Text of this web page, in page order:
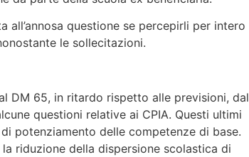
questione se percepirli per intero
le sollecitazioni.
DM 65, in ritardo rispetto alle previsioni, dal
questioni relative ai CPIA. Questi ultimi
potenziamento delle competenze di base.
riduzione della dispersione scolastica di